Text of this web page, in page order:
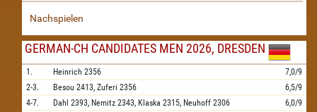
Nachspielen
GERMAN-CH CANDIDATES MEN 2026, DRESDEN
1. Heinrich 2356
7,0/9
2-3.
Besou 2413, Zuferi 2356
6,5/9
4-7.
Dahl 2393, Nemitz 2343, Klaska 2315, Neuhoff 2306 6,0/9